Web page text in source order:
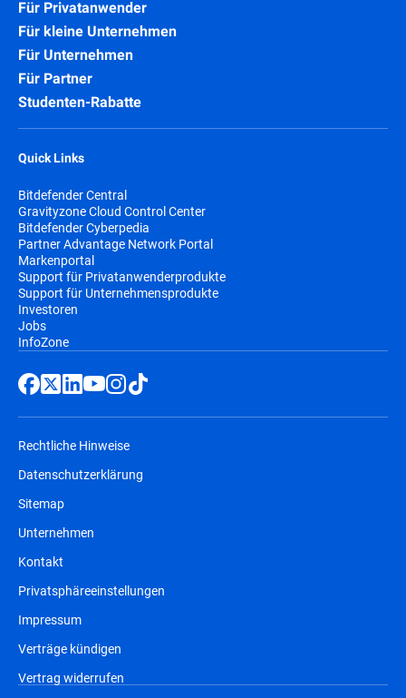
Für Privatanwender
Für kleine Unternehmen
Für Unternehmen
Für Partner
Studenten-Rabatte
Quick Links
Bitdefender Central
Gravityzone Cloud Control Center
Bitdefender Cyberpedia
Partner Advantage Network Portal
Markenportal
Support für Privatanwenderprodukte
Support für Unternehmensprodukte
Investoren
Jobs
InfoZone
Rechtliche Hinweise
Datenschutzerklärung
Sitemap
Unternehmen
Kontakt
Privatsphäreeinstellungen
Impressum
Verträge kündigen
Vertrag widerrufen